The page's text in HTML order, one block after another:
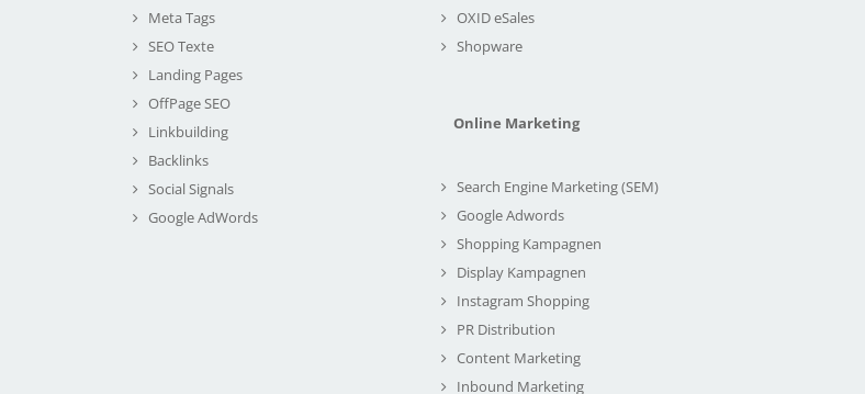
Meta Tags
SEO Texte
Landing Pages
OffPage SEO
Linkbuilding
Backlinks
Social Signals
Google AdWords
OXID eSales
Shopware
Online Marketing
Search Engine Marketing (SEM)
Google Adwords
Shopping Kampagnen
Display Kampagnen
Instagram Shopping
PR Distribution
Content Marketing
Inbound Marketing